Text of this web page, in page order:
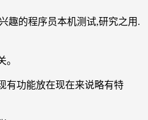
趣的程序员本机测试,研究之用.
有功能放在现在来说略有特